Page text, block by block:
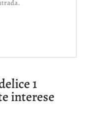
1
interese